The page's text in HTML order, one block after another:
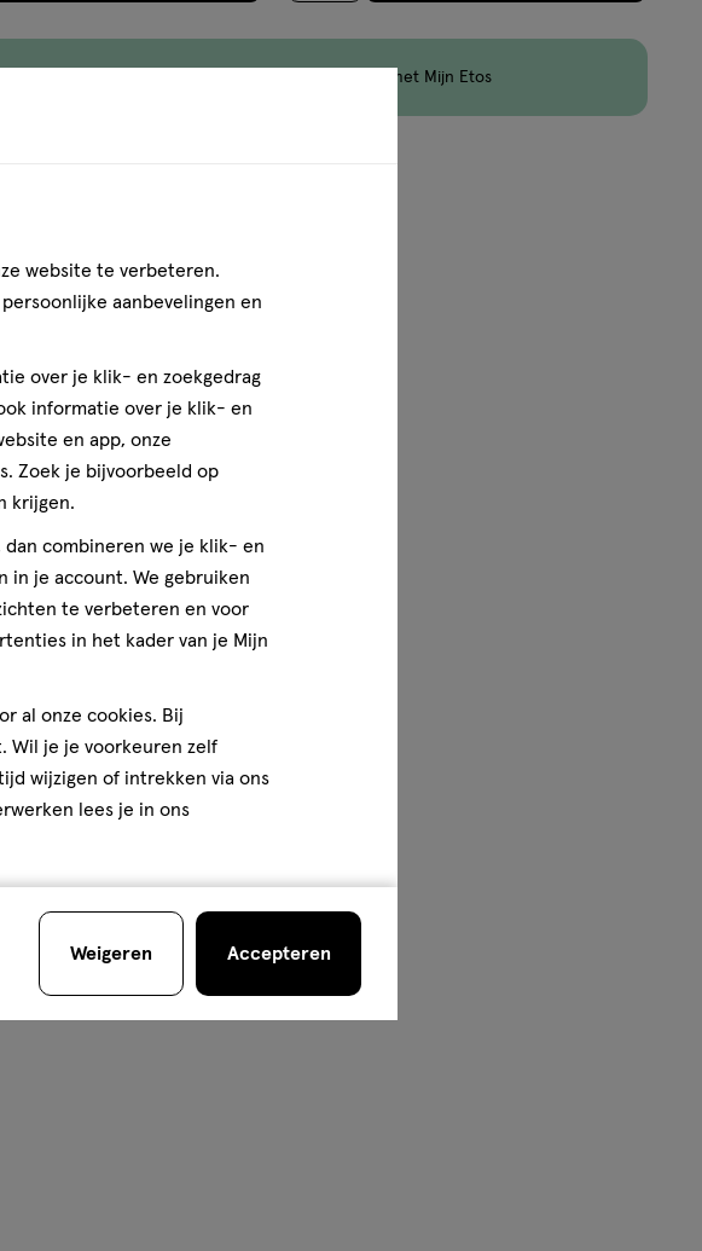
op Etos Merk met Mijn Etos
website te verbeteren.
aanbevelingen en
over je klik- en zoekgedrag
informatie over je klik- en
en app, onze
Zoek je bijvoorbeeld op
krijgen.
combineren we je klik- en
in je account. We gebruiken
te verbeteren en voor
in het kader van je Mijn
al onze cookies. Bij
Wil je je voorkeuren zelf
wijzigen of intrekken via ons
lees je in ons
Weigeren Accepteren